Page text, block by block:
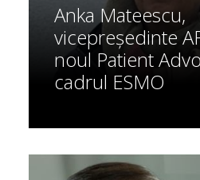
Anka Mateescu,
vicepreședinte
noul Patient
cadrul ESMO